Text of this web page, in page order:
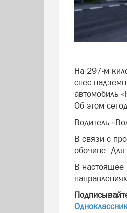
На 297-м
снес
автомобиль
Об этом
Водитель
В связи с
обочине.
В настоящее